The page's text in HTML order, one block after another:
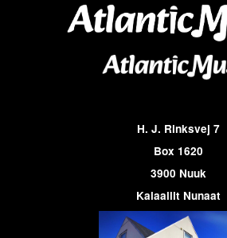
H. J. Rinksvej 7
Box 1620
3900 Nuuk
Kalaallit Nunaat